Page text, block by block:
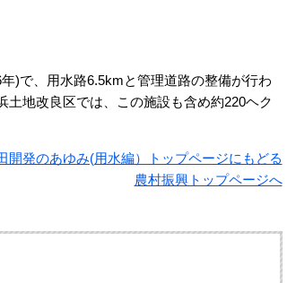
)で、用水路6.5kmと管理道路の整備が行わ
地改良区では、この施設も含め約220ヘク
開発のあゆみ(用水編）トップページにもどる
農村振興トップページへ